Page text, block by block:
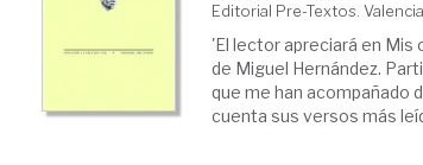
Editorial Pre-Textos.
'El lector apreciará en Mis
de Miguel Hernández.
que me han acompañado
cuenta sus versos más